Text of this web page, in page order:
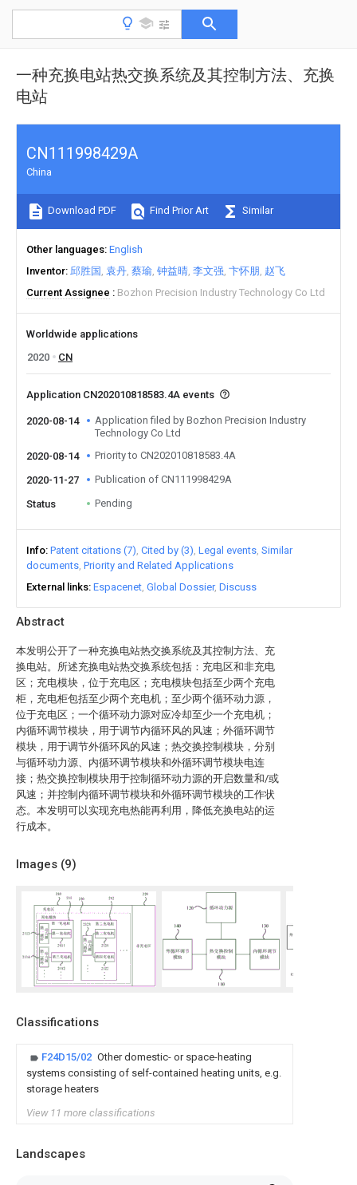
一种充换电站热交换系统及其控制方法、充换
电站
Abstract
本发明公开了一种充换电站热交换系统及其控制方法、充
换电站。所述充换电站热交换系统包括：充电区和非充电
区；充电模块，位于充电区；充电模块包括至少两个充电
柜，充电柜包括至少两个充电机；至少两个循环动力源，
位于充电区；一个循环动力源对应冷却至少一个充电机；
内循环调节模块，用于调节内循环风的风速；外循环调节
模块，用于调节外循环风的风速；热交换控制模块，分别
与循环动力源、内循环调节模块和外循环调节模块电连
接；热交换控制模块用于控制循环动力源的开启数量和/或
风速；并控制内循环调节模块和外循环调节模块的工作状
态。本发明可以实现充电热能再利用，降低充换电站的运
行成本。
Images (9)
Classifications
F24D15/02 Other domestic- or space-heating
systems consisting of self-contained heating units, e.g.
storage heaters
View 11 more classifications
Landscapes
CN111998429A
China
Download PDF Find Prior Art Similar
Other languages English
Inventor 邱胜国 袁丹 蔡瑜 钟益晴 李文强 卞怀朋 赵飞
Current Assignee
Bozhon Precision Industry Technology Co Ltd
Worldwide applications
2020
CN
Application CN202010818583.4A events
2020-08-14
Application filed by Bozhon Precision Industry
Technology Co Ltd
2020-08-14
Priority to CN202010818583.4A
2020-11-27 Publication of CN111998429A
Status Pending
Info Patent citations (7) Cited by (3) Legal events Similar
documents Priority and Related Applications
External links Espacenet Global Dossier Discuss